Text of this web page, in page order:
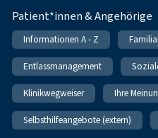
Patient*innen & Angehörige
Informationen A - Z
Entlassmanagement
Klinikwegweiser Ihre
Selbsthilfeangebote (extern)